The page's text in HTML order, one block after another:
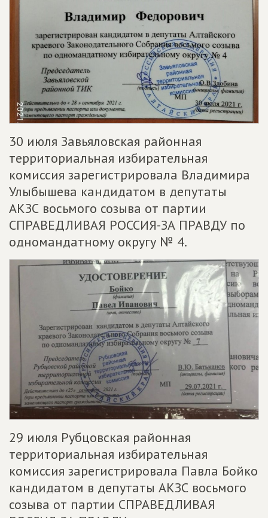
30 июля Завьяловская районная
территориальная избирательная
комиссия зарегистрировала Владимира
Улыбышева кандидатом в депутаты
АКЗС восьмого созыва от партии
СПРАВЕДЛИВАЯ РОССИЯ-ЗА ПРАВДУ по
одномандатному округу № 4.
29 июля Рубцовская районная
территориальная избирательная
комиссия зарегистрировала Павла Бойко
кандидатом в депутаты АКЗС восьмого
созыва от партии СПРАВЕДЛИВАЯ